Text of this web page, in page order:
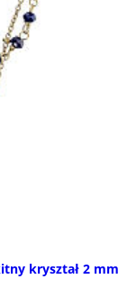
kryształ 2 mm